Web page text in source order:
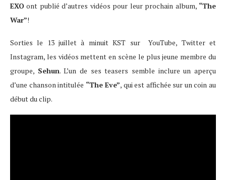
EXO ont publié d’autres vidéos pour leur prochain album, “The
War”!
Sorties le 13 juillet à minuit KST sur YouTube, Twitter et
Instagram, les vidéos mettent en scène le plus jeune membre du
groupe, Sehun. L’un de ses teasers semble inclure un aperçu
d’une chanson intitulée “The Eve”, qui est affichée sur un coin au
début du clip.